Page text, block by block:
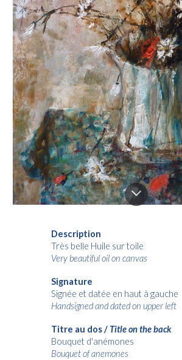
Description
Très belle Huile sur toile
Very beautiful oil on canvas
Signature
Signée et datée en haut àgauche
Handsigned and dated on upper left
Titre au dos / Title on the back
Bouquet d'anémones
Bouquet of anemones